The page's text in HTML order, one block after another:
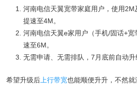
河南电信天翼宽带家庭用户，使用
提速至4M。
河南电信天翼e家用户（手机/固话+
速至6M。
无需申请、无需排队，7月底前自动升
希望升级后 上行带宽也能顺便升升，不然